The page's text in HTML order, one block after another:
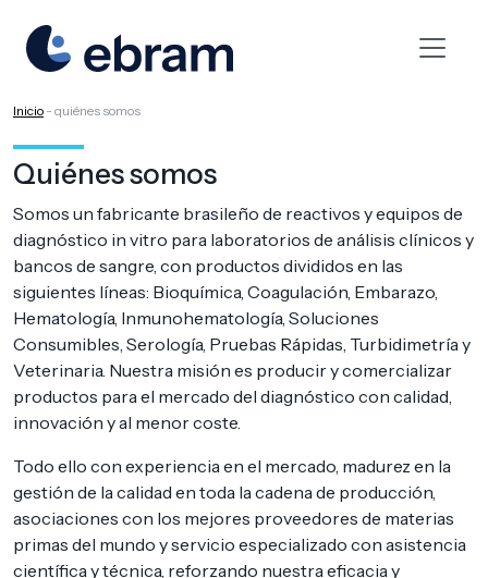
Inicio - quiénes somos
Quiénes somos
Somos un fabricante brasileño de reactivos y equipos de
diagnóstico in vitro para laboratorios de análisis clínicos y
bancos de sangre, con productos divididos en las
siguientes líneas: Bioquímica, Coagulación, Embarazo,
Hematología, Inmunohematología, Soluciones
Consumibles, Serología, Pruebas Rápidas, Turbidimetría y
Veterinaria. Nuestra misión es producir y comercializar
productos para el mercado del diagnóstico con calidad,
innovación y al menor coste.
Todo ello con experiencia en el mercado, madurez en la
gestión de la calidad en toda la cadena de producción,
asociaciones con los mejores proveedores de materias
primas del mundo y servicio especializado con asistencia
científica y técnica, reforzando nuestra eficacia y